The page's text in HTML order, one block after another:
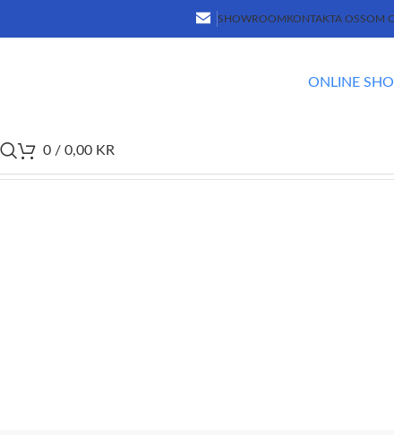
SHOWROOMKONTAKTA OSSOM
ONLINE
0 / 0,00 KR